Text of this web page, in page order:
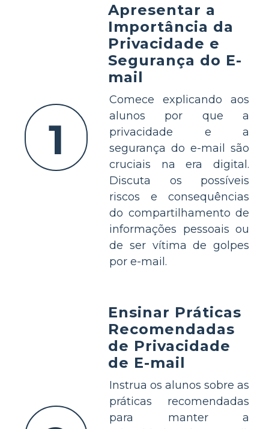
1
Apresentar a
Importância da
Privacidade e
Segurança do E-
mail
Comece explicando aos
alunos por que a
privacidade e a
segurança do e-mail são
cruciais na era digital.
Discuta os possíveis
riscos e consequências
do compartilhamento de
informações pessoais ou
de ser vítima de golpes
por e-mail.
Ensinar Práticas
Recomendadas
de Privacidade
de E-mail
Instrua os alunos sobre as
práticas recomendadas
para manter a